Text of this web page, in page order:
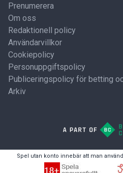
Prenumerera
Om oss
Redaktionell policy
Användarvillkor
Cookiepolicy
Personuppgiftspolicy
Publiceringspolicy för betting
Arkiv
Spel utan konto innebär att man